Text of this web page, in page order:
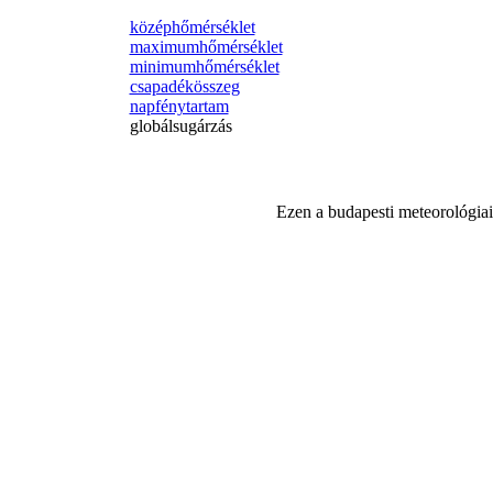
középhőmérséklet
maximumhőmérséklet
minimumhőmérséklet
csapadékösszeg
napfénytartam
globálsugárzás
Ezen a budapesti